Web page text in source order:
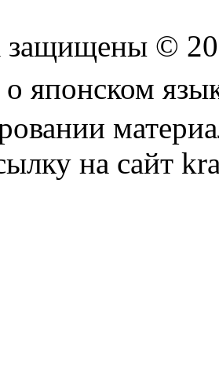
защищены ©
японском
на сайт